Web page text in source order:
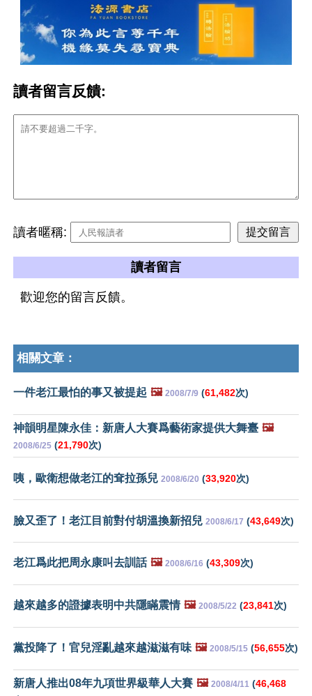
讀者留言反饋:
讀者暱稱:
讀者留言
歡迎您的留言反饋。
相關文章：
一件老江最怕的事又被提起 🖼️ 2008/7/9 (61,482次)
神韻明星陳永佳：新唐人大賽爲藝術家提供大舞臺 🖼️
2008/6/25 (21,790次)
咦，歐衛想做老江的耷拉孫兒 2008/6/20 (33,920次)
臉又歪了！老江目前對付胡溫換新招兒 2008/6/17 (43,649次)
老江爲此把周永康叫去訓話 🖼️ 2008/6/16 (43,309次)
越來越多的證據表明中共隱瞞震情 🖼️ 2008/5/22 (23,841次)
黨投降了！官兒淫亂越來越滋滋有味 🖼️ 2008/5/15 (56,655次)
新唐人推出08年九項世界級華人大賽 🖼️ 2008/4/11 (46,468